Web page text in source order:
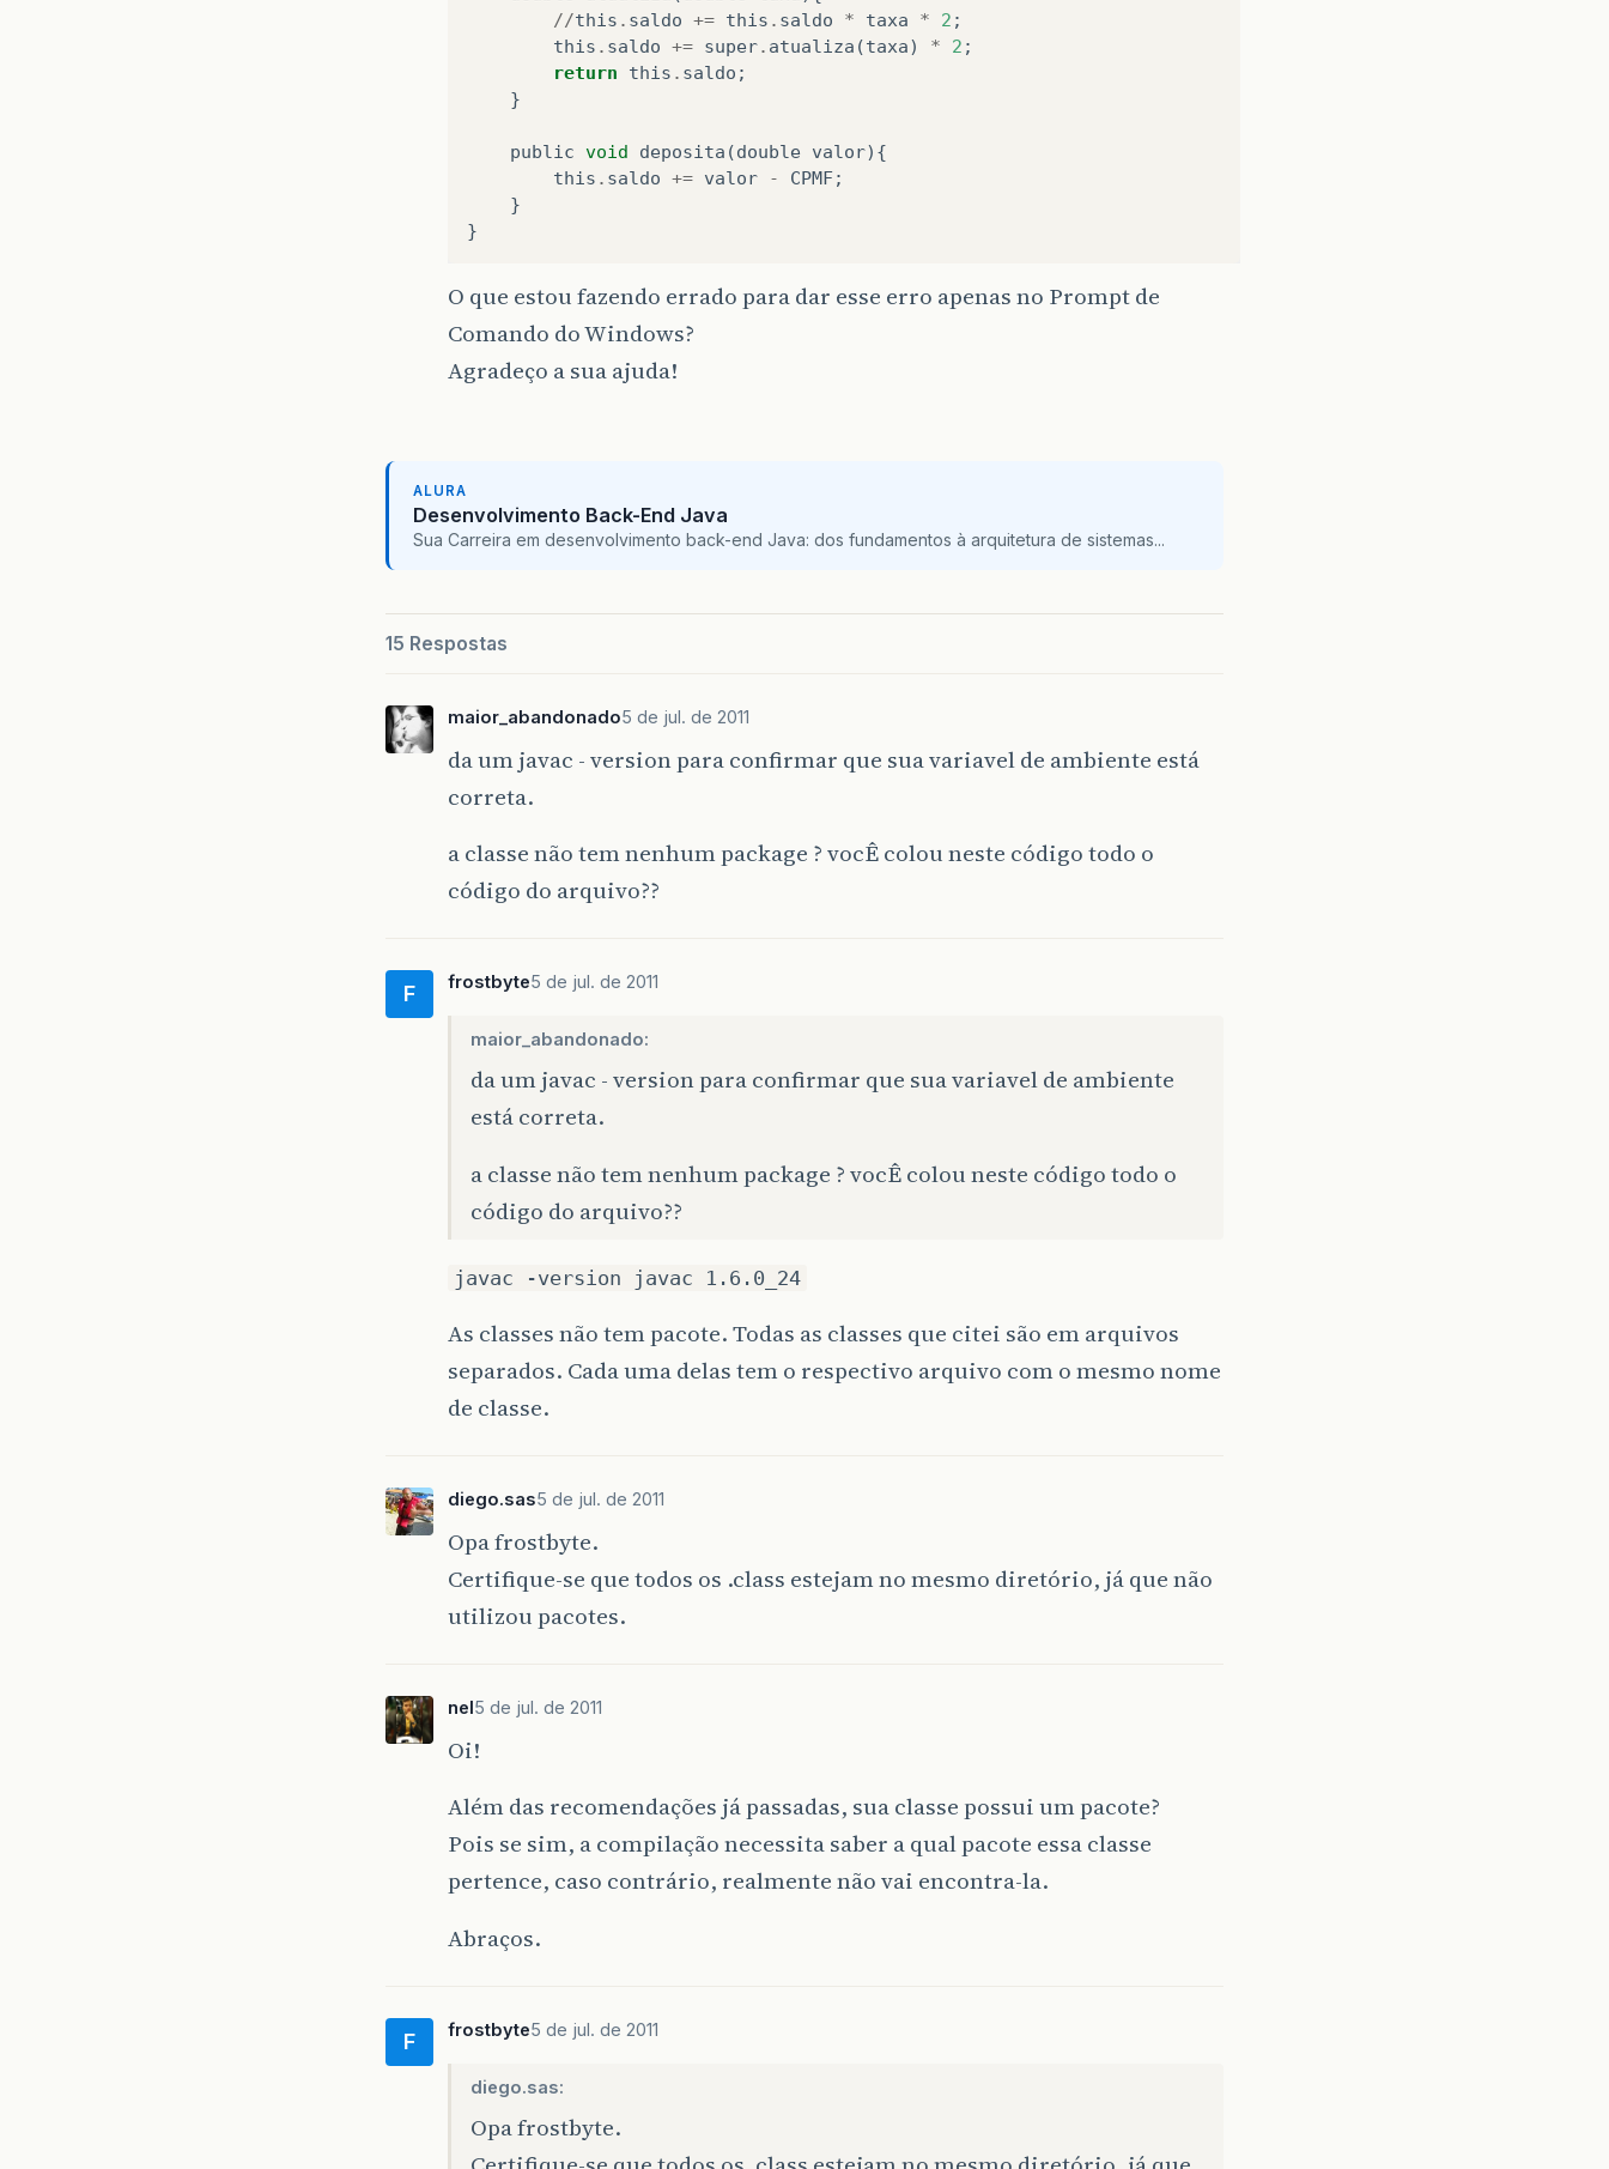
//this . saldo += this . saldo * taxa * 2 ;
this . saldo += super. atualiza (taxa) * 2 ;
return
this . saldo ;
}
public void deposita (double valor){
this . saldo += valor - CPMF;
}
}
O que estou fazendo errado para dar esse erro apenas no Prompt de
Comando do Windows?
Agradeço a sua ajuda!
ALURA
Desenvolvimento Back-End Java
Sua Carreira em desenvolvimento back-end Java: dos fundamentos à arquitetura de sistemas...
15 Respostas
maior_abandonado5 de jul. de 2011
da um javac - version para confirmar que sua variavel de ambiente está
correta.
a classe não tem nenhum package ? vocÊ colou neste código todo o
código do arquivo??
F frostbyte5 de jul. de 2011
maior_abandonado:
da um javac - version para confirmar que sua variavel de ambiente
está correta.
a classe não tem nenhum package ? vocÊ colou neste código todo o
código do arquivo??
javac -version javac 1.6.0_24
As classes não tem pacote. Todas as classes que citei são em arquivos
separados. Cada uma delas tem o respectivo arquivo com o mesmo nome
de classe.
diego.sas5 de jul. de 2011
Opa frostbyte.
Certifique-se que todos os .class estejam no mesmo diretório, já que não
utilizou pacotes.
nel5 de jul. de 2011
Oi!
Além das recomendações já passadas, sua classe possui um pacote?
Pois se sim, a compilação necessita saber a qual pacote essa classe
pertence, caso contrário, realmente não vai encontra-la.
Abraços.
F frostbyte5 de jul. de 2011
diego.sas:
Opa frostbyte.